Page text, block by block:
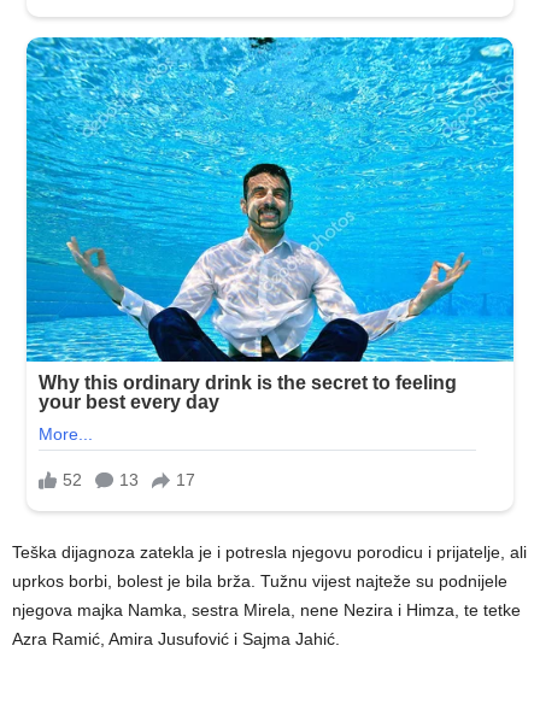
Teška dijagnoza zatekla je i potresla njegovu porodicu i prijatelje, ali
uprkos borbi, bolest je bila brža. Tužnu vijest najteže su podnijele
njegova majka Namka, sestra Mirela, nene Nezira i Himza, te tetke
Azra Ramić, Amira Jusufović i Sajma Jahić.